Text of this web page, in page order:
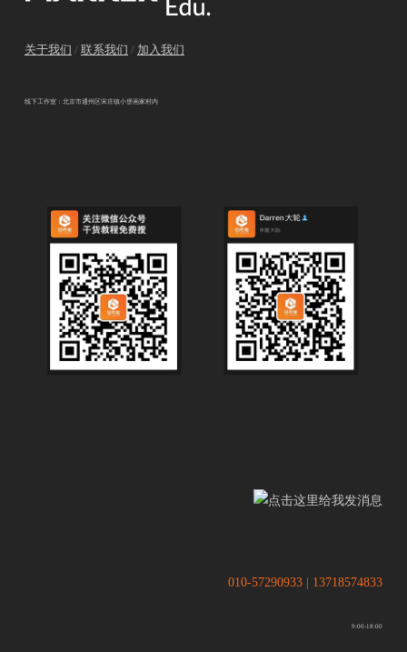
关于我们 / 联系我们 / 加入我们
线下工作室：北京市通州区宋庄镇小堡画家村内
010-57290933 | 13718574833
9:00-18:00